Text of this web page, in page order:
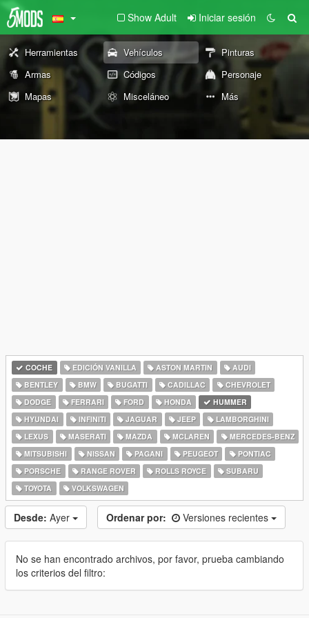
Show Adult Iniciar sesión
Herramientas Vehículos
Pinturas
Armas
Códigos
Personaje
Mapas
Misceláneo Más
COCHE EDICIÓN VANILLA ASTON MARTIN
AUDI
BENTLEY
BMW BUGATTI CADILLAC
CHEVROLET
DODGE
FERRARI FORD HONDA
HUMMER
HYUNDAI
INFINITI JAGUAR JEEP
LAMBORGHINI
LEXUS
MASERATI MAZDA MCLAREN
MERCEDES-BENZ
MITSUBISHI
NISSAN PAGANI PEUGEOT
PONTIAC
PORSCHE
RANGE ROVER ROLLS ROYCE
SUBARU
TOYOTA
VOLKSWAGEN
Desde: Ayer Ordenar por: Versiones recientes
No se han encontrado archivos, por favor, prueba cambiando
los criterios del filtro: